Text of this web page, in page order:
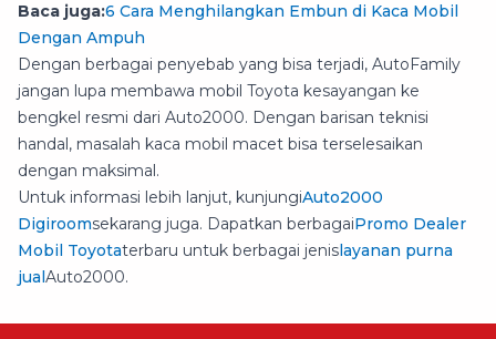
Baca juga:6 Cara Menghilangkan Embun di Kaca Mobil
Dengan Ampuh
Dengan berbagai penyebab yang bisa terjadi, AutoFamily
jangan lupa membawa mobil Toyota kesayangan ke
bengkel resmi dari Auto2000. Dengan barisan teknisi
handal, masalah kaca mobil macet bisa terselesaikan
dengan maksimal.
Untuk informasi lebih lanjut, kunjungiAuto2000
Digiroomsekarang juga. Dapatkan berbagaiPromo Dealer
Mobil Toyotaterbaru untuk berbagai jenis layanan purna
jual Auto2000.